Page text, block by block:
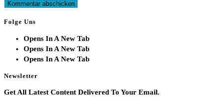
Folge Uns
Opens In A New Tab
Opens In A New Tab
Opens In A New Tab
Newsletter
Get All Latest Content Delivered To Your Email.